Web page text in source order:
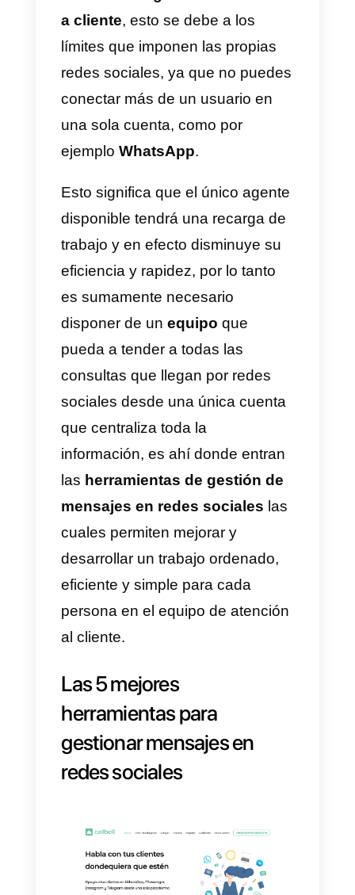
el top 5 deherramientas para
gestión de mensajes en las
sociales.
¿Por qué es necesario
gestionar mensajes en
redes sociales?
Como dijimos anteriormente,
actualmente las empresas
reciben un gran volumen de
mensajes diariamente y es muy
difícil manejar tantos mensajes
con un solo
a cliente
límites que imponen las propias
redes sociales, ya que no
conectar más de un usuario en
ejemploWhatsApp.
Esto significa que el único